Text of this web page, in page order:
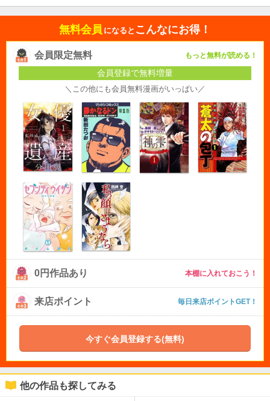
無料会員 になると こんなにお得！
会員限定無料 もっと無料が読める！
会員登録で無料増量
＼この他にも会員無料漫画がいっぱい／
0円作品あり 本棚に入れておこう！
来店ポイント 毎日来店ポイントGET！
今すぐ会員登録する(無料)
他の作品も探してみる